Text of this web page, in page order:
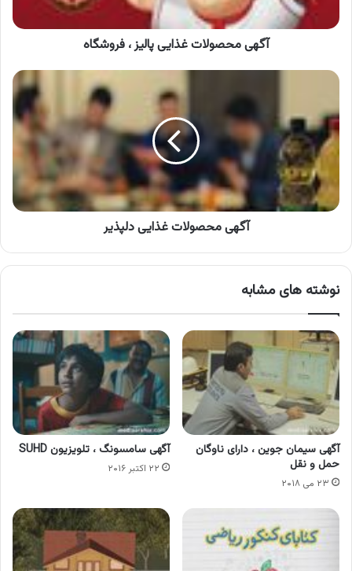
آگهی محصولات غذایی پالیز ، فروشگاه
آگهی
غذایی
دلپذیر
آگهی محصولات غذایی دلپذیر
نوشته های مشابه
آگهی سیمان جوین ، دارای ناوگان
حمل و نقل
۲۳ می ۲۰۱۸
آگهی سامسونگ ، تلویزیون SUHD
۲۲ اکتبر ۲۰۱۶